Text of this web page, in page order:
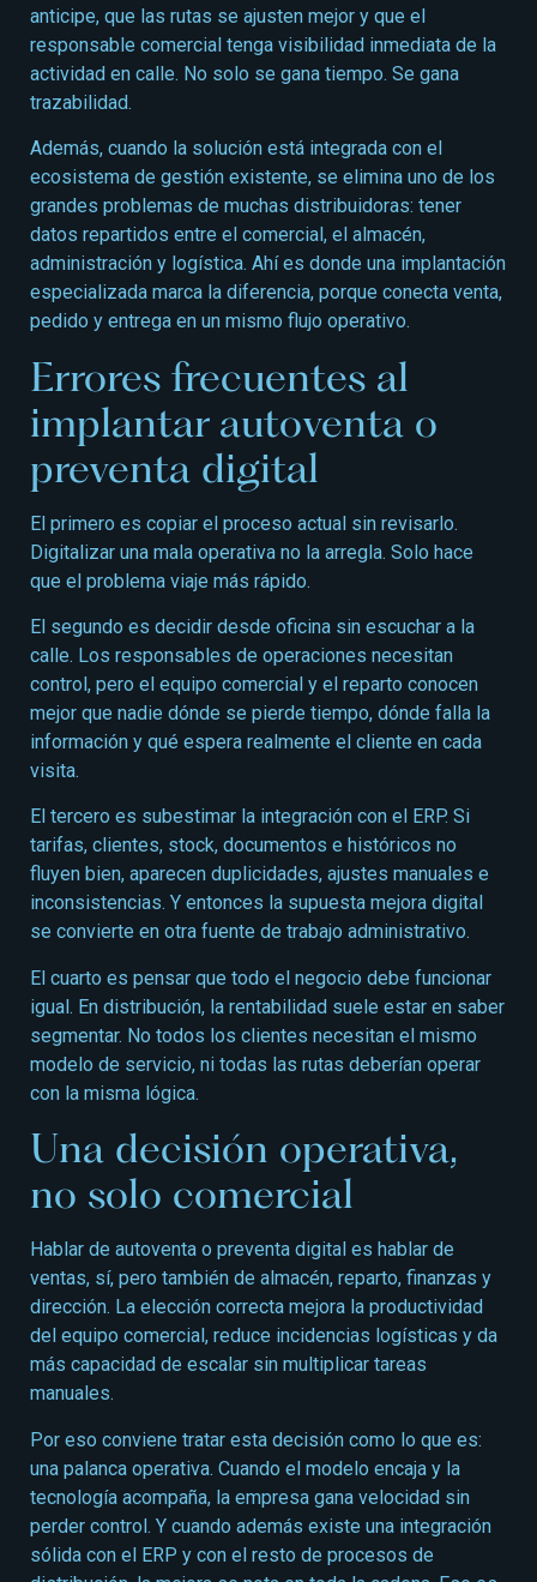
anticipe, que las rutas se ajusten mejor y que el
responsable comercial tenga visibilidad inmediata de la
actividad en calle. No solo se gana tiempo. Se gana
trazabilidad.
Además, cuando la solución está integrada con el
ecosistema de gestión existente, se elimina uno de los
grandes problemas de muchas distribuidoras: tener
datos repartidos entre el comercial, el almacén,
administración y logística. Ahí es donde una implantación
especializada marca la diferencia, porque conecta venta,
pedido y entrega en un mismo flujo operativo.
Errores frecuentes al
implantar autoventa o
preventa digital
El primero es copiar el proceso actual sin revisarlo.
Digitalizar una mala operativa no la arregla. Solo hace
que el problema viaje más rápido.
El segundo es decidir desde oficina sin escuchar a la
calle. Los responsables de operaciones necesitan
control, pero el equipo comercial y el reparto conocen
mejor que nadie dónde se pierde tiempo, dónde falla la
información y qué espera realmente el cliente en cada
visita.
El tercero es subestimar la integración con el ERP. Si
tarifas, clientes, stock, documentos e históricos no
fluyen bien, aparecen duplicidades, ajustes manuales e
inconsistencias. Y entonces la supuesta mejora digital
se convierte en otra fuente de trabajo administrativo.
El cuarto es pensar que todo el negocio debe funcionar
igual. En distribución, la rentabilidad suele estar en saber
segmentar. No todos los clientes necesitan el mismo
modelo de servicio, ni todas las rutas deberían operar
con la misma lógica.
Una decisión operativa,
no solo comercial
Hablar de autoventa o preventa digital es hablar de
ventas, sí, pero también de almacén, reparto, finanzas y
dirección. La elección correcta mejora la productividad
del equipo comercial, reduce incidencias logísticas y da
más capacidad de escalar sin multiplicar tareas
manuales.
Por eso conviene tratar esta decisión como lo que es:
una palanca operativa. Cuando el modelo encaja y la
tecnología acompaña, la empresa gana velocidad sin
perder control. Y cuando además existe una integración
sólida con el ERP y con el resto de procesos de